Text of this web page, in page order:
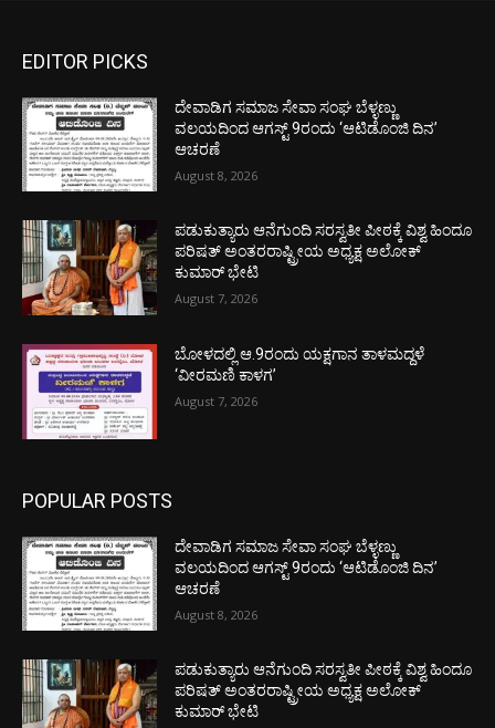
EDITOR PICKS
ದೇವಾಡಿಗ ಸಮಾಜ ಸೇವಾ ಸಂಘ ಬೆಳ್ಳಣ್ಣು
ವಲಯದಿಂದ ಆಗಸ್ಟ್ 9ರಂದು ‘ಆಟಿಡೊಂಜಿ ದಿನ’
ಆಚರಣೆ
August 8, 2026
ಪಡುಕುತ್ಯಾರು ಆನೆಗುಂದಿ ಸರಸ್ವತೀ ಪೀಠಕ್ಕೆ ವಿಶ್ವ ಹಿಂದೂ
ಪರಿಷತ್ ಅಂತರರಾಷ್ಟ್ರೀಯ ಅಧ್ಯಕ್ಷ ಅಲೋಕ್
ಕುಮಾರ್ ಭೇಟಿ
August 7, 2026
ಬೋಳದಲ್ಲಿ ಆ.9ರಂದು ಯಕ್ಷಗಾನ ತಾಳಮದ್ದಳೆ
‘ವೀರಮಣಿ ಕಾಳಗ’
August 7, 2026
POPULAR POSTS
ದೇವಾಡಿಗ ಸಮಾಜ ಸೇವಾ ಸಂಘ ಬೆಳ್ಳಣ್ಣು
ವಲಯದಿಂದ ಆಗಸ್ಟ್ 9ರಂದು ‘ಆಟಿಡೊಂಜಿ ದಿನ’
ಆಚರಣೆ
August 8, 2026
ಪಡುಕುತ್ಯಾರು ಆನೆಗುಂದಿ ಸರಸ್ವತೀ ಪೀಠಕ್ಕೆ ವಿಶ್ವ ಹಿಂದೂ
ಪರಿಷತ್ ಅಂತರರಾಷ್ಟ್ರೀಯ ಅಧ್ಯಕ್ಷ ಅಲೋಕ್
ಕುಮಾರ್ ಭೇಟಿ